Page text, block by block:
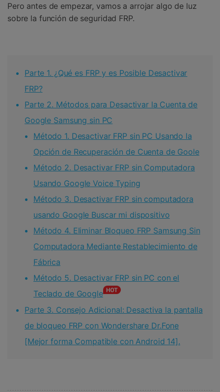
Pero antes de empezar, vamos a arrojar algo de luz
sobre la función de seguridad FRP.
Parte 1. ¿Qué es FRP y es Posible Desactivar
FRP?
Parte 2. Métodos para Desactivar la Cuenta de
Google Samsung sin PC
Método 1. Desactivar FRP sin PC Usando la
Opción de Recuperación de Cuenta de Goole
Método 2. Desactivar FRP sin Computadora
Usando Google Voice Typing
Método 3. Desactivar FRP sin computadora
usando Google Buscar mi dispositivo
Método 4. Eliminar Bloqueo FRP Samsung Sin
Computadora Mediante Restablecimiento de
Fábrica
Método 5. Desactivar FRP sin PC con el
Teclado de Google
Parte 3. Consejo Adicional: Desactiva la pantalla
de bloqueo FRP con Wondershare Dr.Fone
[Mejor forma Compatible con Android 14].